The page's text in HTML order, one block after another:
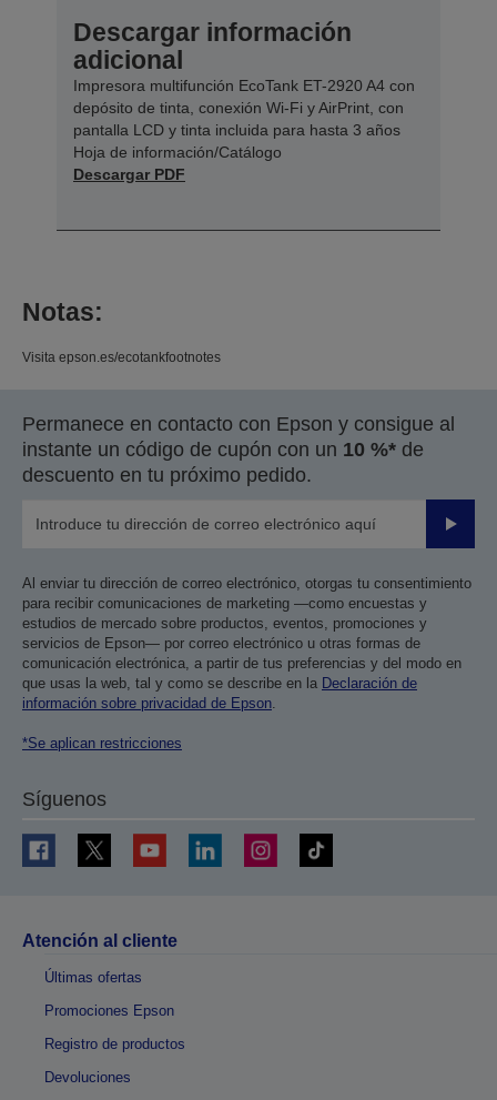
Descargar información
adicional
Impresora multifunción EcoTank ET-2920 A4 con
depósito de tinta, conexión Wi-Fi y AirPrint, con
pantalla LCD y tinta incluida para hasta 3 años
Hoja de información/Catálogo
Descargar PDF
Notas:
Visita epson.es/ecotankfootnotes
Permanece en contacto con Epson y consigue al
instante un código de cupón con un 10 %* de
descuento en tu próximo pedido.
Enviar
Al enviar tu dirección de correo electrónico, otorgas tu consentimiento
para recibir comunicaciones de marketing —como encuestas y
estudios de mercado sobre productos, eventos, promociones y
servicios de Epson— por correo electrónico u otras formas de
comunicación electrónica, a partir de tus preferencias y del modo en
que usas la web, tal y como se describe en la Declaración de
información sobre privacidad de Epson
*Se aplican restricciones
Síguenos
Atención al cliente
Últimas ofertas
Promociones Epson
Registro de productos
Devoluciones